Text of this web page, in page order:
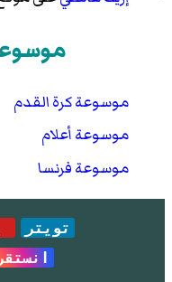
موسوعة كرة القدم
موسوعة أعلام
موسوعة فرنسا
تويتر